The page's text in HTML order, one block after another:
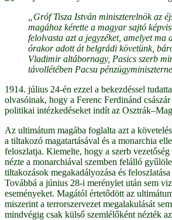
„Gróf Tisza István miniszterelnök az
magához kérette a magyar sajtó
felolvasta azt a jegyzéket, amelyet ma
órakor adott át belgrádi követünk,
Vladimir altábornagy, Pasics szerb
távollétében Pacsu
1914. július 24-én ezzel a bekezdéssel
olvasóinak, hogy a Ferenc Ferdinánd
politikai intézkedéseket indít az
Az ultimátum magába foglalta azt a
a tiltakozó magatartásával és a monarchia
feloszlatja. Kiemelte, hogy a szerb
nézte a monarchiával szemben felálló
tiltakozások megakadályozása és
Továbbá a június 28-i merénylet után sem
eseményeket. Magától értetődött az
miszerint a terrorszervezet megalakulását
mindvégig csak külső szemlélőként nézték